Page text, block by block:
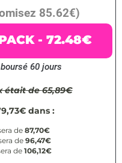
85.62€)
- 72.48€
60 jours
était de65,89€
dans :
de 87,70€
de 96,47€
de 106,12€